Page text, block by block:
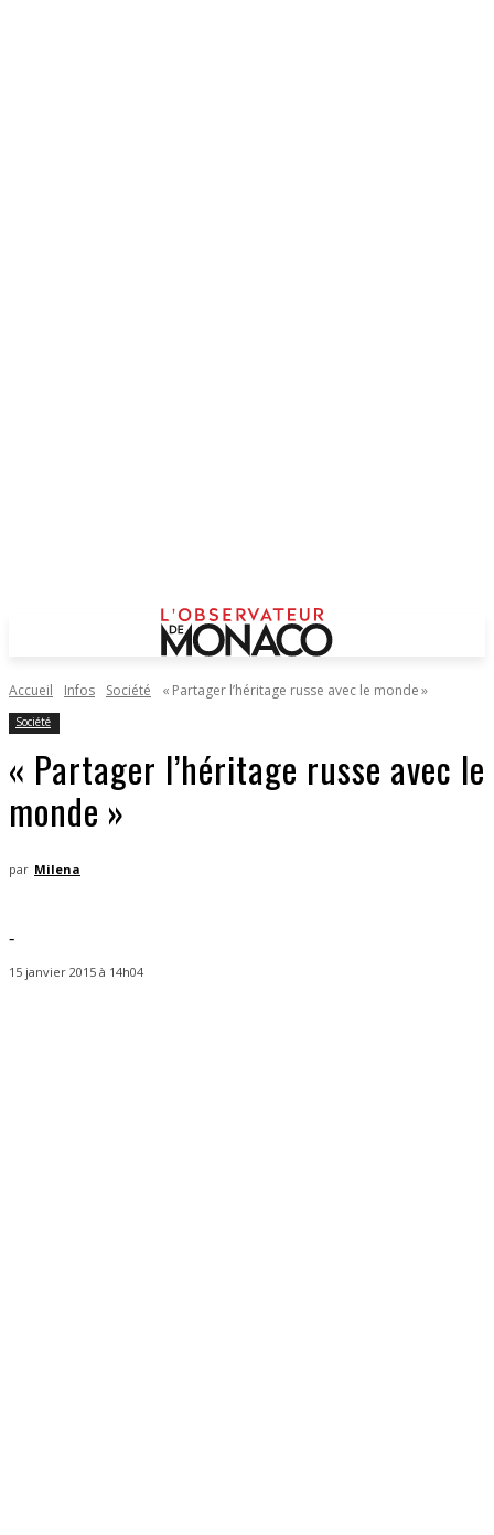
Accueil Infos Société « Partager l’héritage russe avec le monde »
Société
« Partager l’héritage russe avec le
monde »
par Milena
-
15 janvier 2015 à 14h04